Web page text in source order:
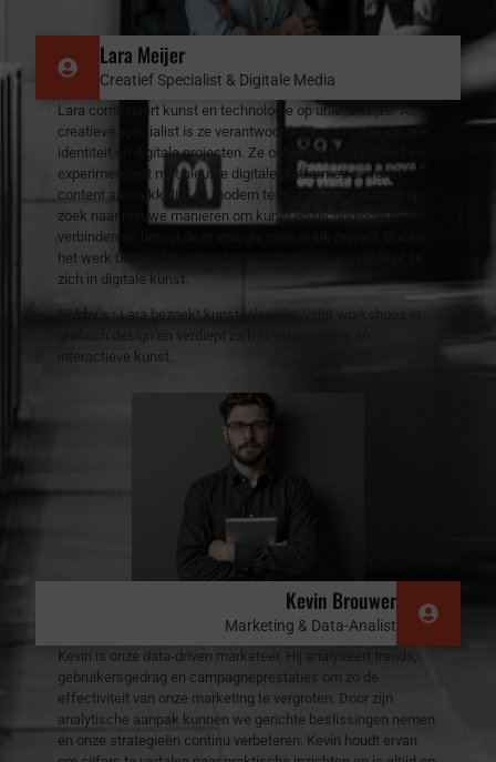
Lara Meijer
Creatief Specialist & Digitale Media
Lara combineert kunst en technologie op unieke wijze. Als
creatieve specialist is ze verantwoordelijk voor onze visuele
identiteit en digitale projecten. Ze ontwerpt, fotografeert en
experimenteert met nieuwe digitale platformen om onze
content aantrekkelijk en modern te maken. Lara is altijd op
zoek naar nieuwe manieren om kunst en technologie te
verbinden en brengt deze energie mee in elk project. Buiten
het werk bezoekt ze graag tentoonstellingen en verdiept ze
zich in digitale kunst.
Hobby’s :Lara bezoekt kunstgalerieën, volgt workshops in
grafisch design en verdiept zich in virtual reality en
interactieve kunst.
Kevin Brouwer
Marketing & Data-Analist
Kevin is onze data-driven marketeer. Hij analyseert trends,
gebruikersgedrag en campagneprestaties om zo de
effectiviteit van onze marketing te vergroten. Door zijn
analytische aanpak kunnen we gerichte beslissingen nemen
en onze strategieën continu verbeteren. Kevin houdt ervan